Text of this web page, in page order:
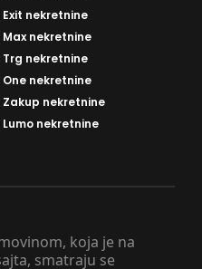
koja je na
smatraju se
Exit nekretnine
Max nekretnine
Trg nekretnine
One nekretnine
Zakup nekretnine
Lumo nekretnine